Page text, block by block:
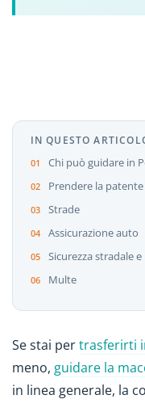
IN QUESTO
Chi può guidare in
Prendere la
Strade
Assicurazione auto
Sicurezza stradale
Multe
Se stai pertrasferirti
meno, guidare la
in linea generale, la